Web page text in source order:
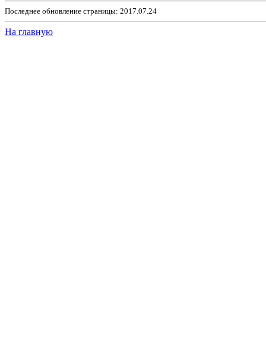
Последнее обновление страницы: 2017.07.24
На главную